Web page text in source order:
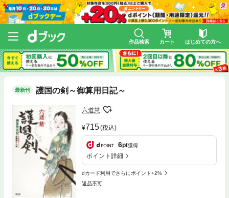
作品検索 カート はじめての方へ
最新刊 護国の剣～御算用日記～
六道慧
715(税込)
6pt獲得
ポイント詳細
dカード利用でさらにポイント+2%
返品不可